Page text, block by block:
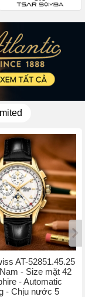
AT-52851.45.25
- Size mặt 42
- Automatic
- Chịu nước 5